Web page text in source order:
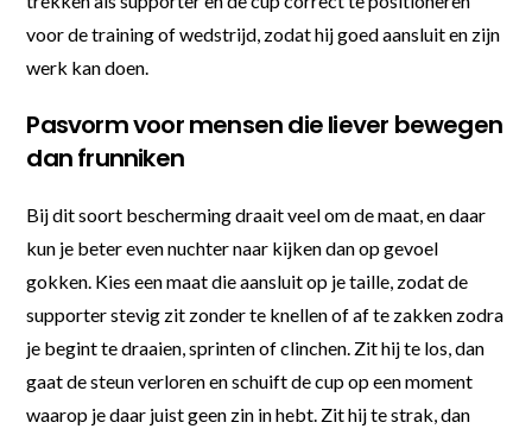
voor de training of wedstrijd, zodat hij goed aansluit en zijn
werk kan doen.
Pasvorm voor mensen die liever bewegen
dan frunniken
Bij dit soort bescherming draait veel om de maat, en daar
kun je beter even nuchter naar kijken dan op gevoel
gokken. Kies een maat die aansluit op je taille, zodat de
supporter stevig zit zonder te knellen of af te zakken zodra
je begint te draaien, sprinten of clinchen. Zit hij te los, dan
gaat de steun verloren en schuift de cup op een moment
waarop je daar juist geen zin in hebt. Zit hij te strak, dan